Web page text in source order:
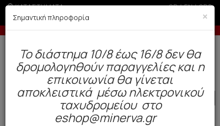
ΚΑΤΑΣΤΗΜΑΤΑ GR|EN|SRB
άνω των 200€ σε περίοδο εκπτώσεων Έως 6
Δωρεάν αποστολή άνω των 49€. Παράδοση σε 3-5 εργάσιμες.
Παιδί Teen Teen Tops
SALE
×
Σημαντική πληροφορία
To διάστημα 10/8 έως 16/8 δεν θα
δρομολογηθούν παραγγελίες και η
επικοινωνία θα γίνεται
αποκλειστικά μέσω ηλεκτρονικού
ταχυδρομείου στο
eshop@minerva.gr